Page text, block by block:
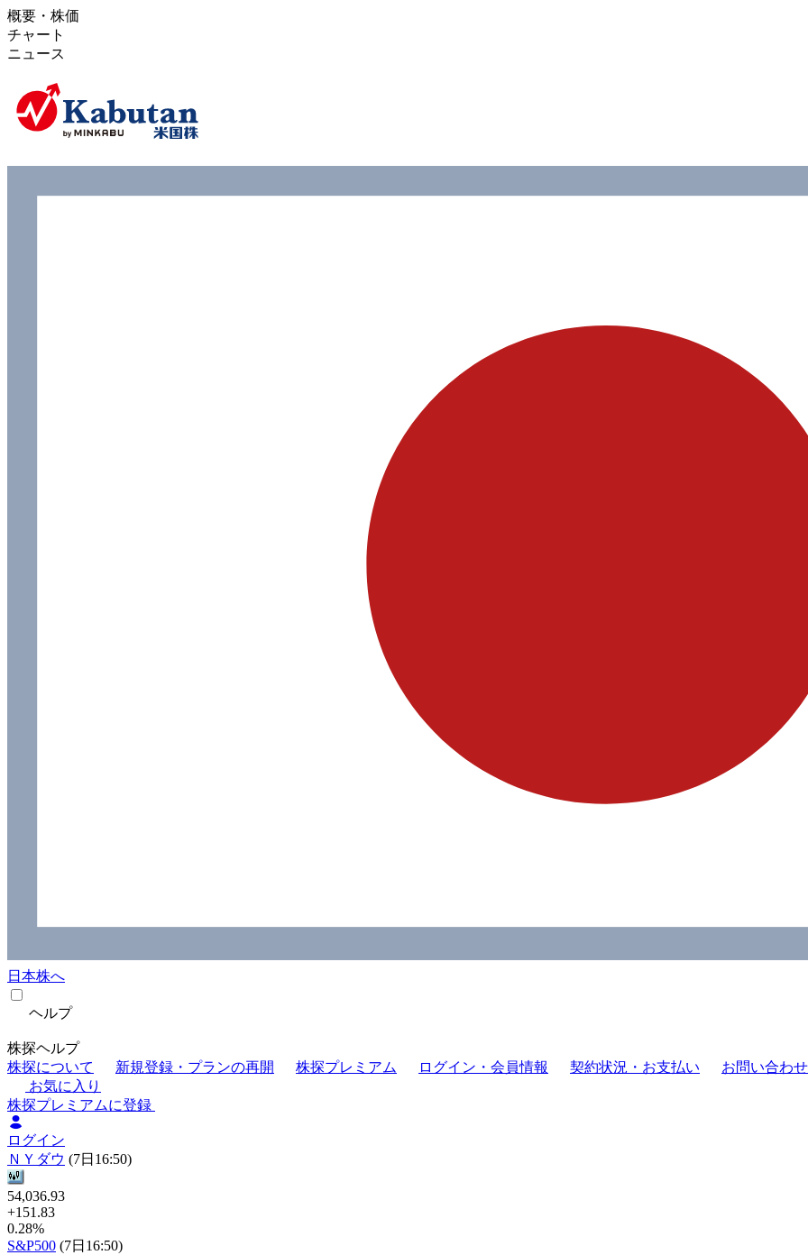
概要・株価
チャート
ニュース
日本株へ
ヘルプ
株探ヘルプ
株探について
新規登録・プランの再開 株探プレミアム ログイン・会員情報 契約状況・お支払い
お問い合わせ
お気に入り
株探プレミアムに登録
ログイン
ＮＹダウ (7日16:50)
54,036.93
+151.83
0.28%
S&P500 (7日16:50)